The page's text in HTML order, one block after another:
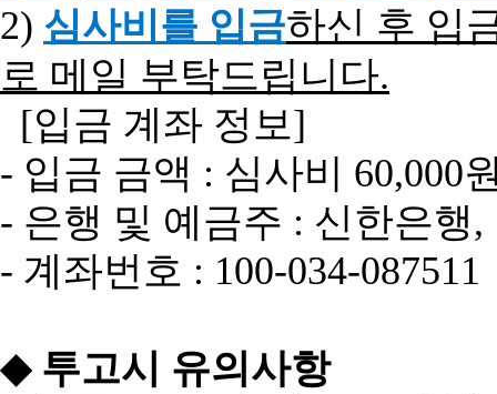
2) 심사비를 입금하신 후 입
로 메일 부탁드립니다.
[입금 계좌 정보]
- 입금 금액 : 심사비 60,000
- 은행 및 예금주 : 신한은행,
- 계좌번호 : 100-034-087511
◆ 투고시 유의사항